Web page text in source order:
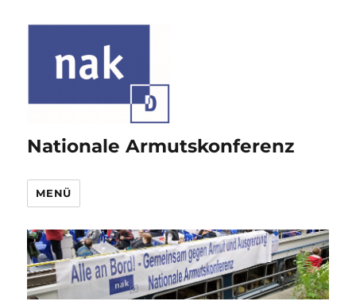
Nationale Armutskonferenz
MENÜ